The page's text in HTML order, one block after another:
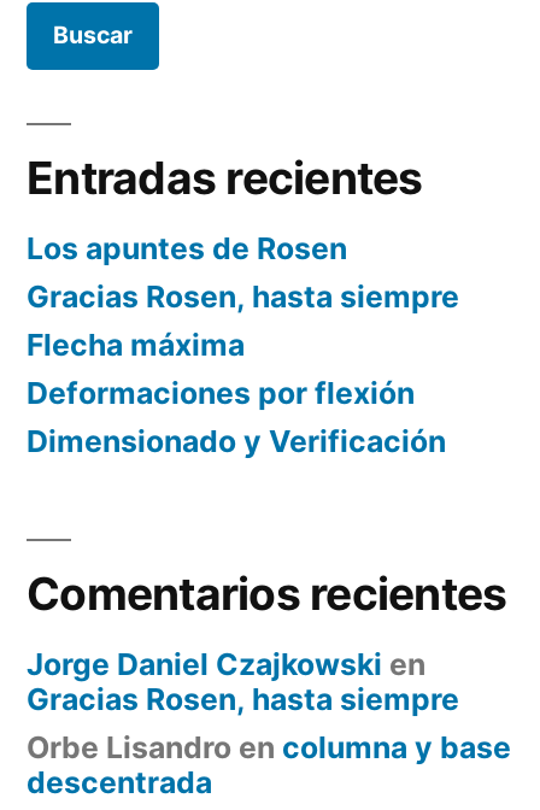
Entradas recientes
Los apuntes de Rosen
Gracias Rosen, hasta siempre
Flecha máxima
Deformaciones por flexión
Dimensionado y Verificación
Comentarios recientes
Jorge Daniel Czajkowski en
Gracias Rosen, hasta siempre
Orbe Lisandro en columna y base
descentrada